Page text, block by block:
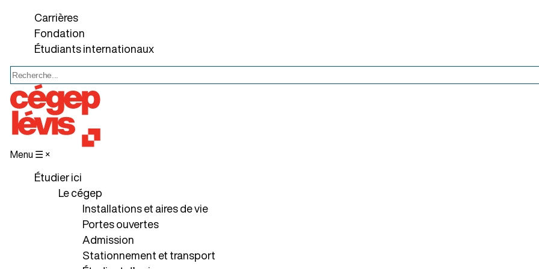
Carrières
Fondation
Étudiants internationaux
Menu ☰ ×
Étudier ici
Le cégep
Installations et aires de vie
Portes ouvertes
Admission
Stationnement et transport